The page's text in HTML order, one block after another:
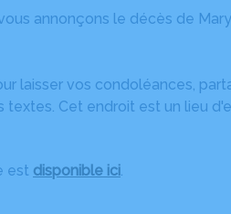
annonçons le décès de
laisser vos condoléances,
Cet endroit est un lieu
est disponible ici.